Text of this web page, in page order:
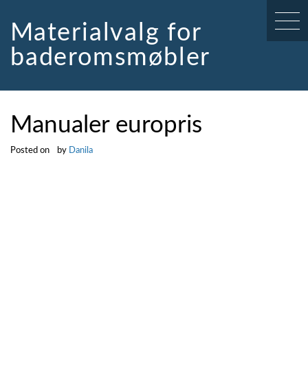
contentMaterialvalg for
baderomsmøbler
Manualer europris
Posted on by Danila